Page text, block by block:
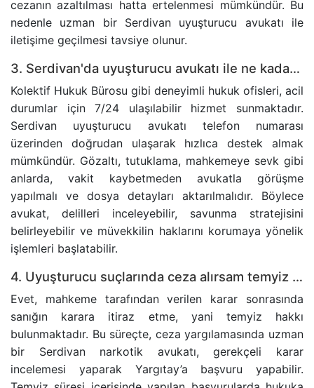
cezanın azaltılması hatta ertelenmesi mümkündür. Bu
nedenle uzman bir Serdivan uyuşturucu avukatı ile
iletişime geçilmesi tavsiye olunur.
3. Serdivan'da uyuşturucu avukatı ile ne kadar sürede iletişime geçebilirim?
Kolektif Hukuk Bürosu gibi deneyimli hukuk ofisleri, acil
durumlar için 7/24 ulaşılabilir hizmet sunmaktadır.
Serdivan uyuşturucu avukatı telefon numarası
üzerinden doğrudan ulaşarak hızlıca destek almak
mümkündür. Gözaltı, tutuklama, mahkemeye sevk gibi
anlarda, vakit kaybetmeden avukatla görüşme
yapılmalı ve dosya detayları aktarılmalıdır. Böylece
avukat, delilleri inceleyebilir, savunma stratejisini
belirleyebilir ve müvekkilin haklarını korumaya yönelik
işlemleri başlatabilir.
4. Uyuşturucu suçlarında ceza alırsam temyiz hakkım var mı?
Evet, mahkeme tarafından verilen karar sonrasında
sanığın karara itiraz etme, yani temyiz hakkı
bulunmaktadır. Bu süreçte, ceza yargılamasında uzman
bir Serdivan narkotik avukatı, gerekçeli karar
incelemesi yaparak Yargıtay’a başvuru yapabilir.